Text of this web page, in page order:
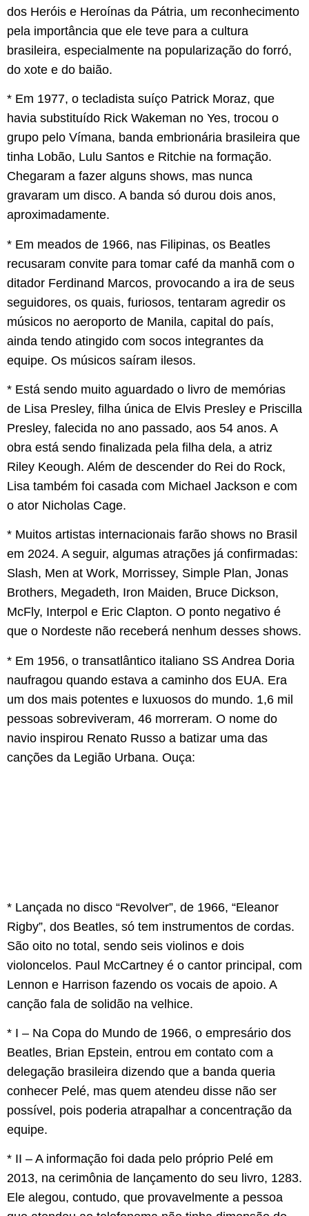
dos Heróis e Heroínas da Pátria, um reconhecimento
pela importância que ele teve para a cultura
brasileira, especialmente na popularização do forró,
do xote e do baião.
* Em 1977, o tecladista suíço Patrick Moraz, que
havia substituído Rick Wakeman no Yes, trocou o
grupo pelo Vímana, banda embrionária brasileira que
tinha Lobão, Lulu Santos e Ritchie na formação.
Chegaram a fazer alguns shows, mas nunca
gravaram um disco. A banda só durou dois anos,
aproximadamente.
* Em meados de 1966, nas Filipinas, os Beatles
recusaram convite para tomar café da manhã com o
ditador Ferdinand Marcos, provocando a ira de seus
seguidores, os quais, furiosos, tentaram agredir os
músicos no aeroporto de Manila, capital do país,
ainda tendo atingido com socos integrantes da
equipe. Os músicos saíram ilesos.
* Está sendo muito aguardado o livro de memórias
de Lisa Presley, filha única de Elvis Presley e Priscilla
Presley, falecida no ano passado, aos 54 anos. A
obra está sendo finalizada pela filha dela, a atriz
Riley Keough. Além de descender do Rei do Rock,
Lisa também foi casada com Michael Jackson e com
o ator Nicholas Cage.
* Muitos artistas internacionais farão shows no Brasil
em 2024. A seguir, algumas atrações já confirmadas:
Slash, Men at Work, Morrissey, Simple Plan, Jonas
Brothers, Megadeth, Iron Maiden, Bruce Dickson,
McFly, Interpol e Eric Clapton. O ponto negativo é
que o Nordeste não receberá nenhum desses shows.
* Em 1956, o transatlântico italiano SS Andrea Doria
naufragou quando estava a caminho dos EUA. Era
um dos mais potentes e luxuosos do mundo. 1,6 mil
pessoas sobreviveram, 46 morreram. O nome do
navio inspirou Renato Russo a batizar uma das
canções da Legião Urbana. Ouça:
* Lançada no disco “Revolver”, de 1966, “Eleanor
Rigby”, dos Beatles, só tem instrumentos de cordas.
São oito no total, sendo seis violinos e dois
violoncelos. Paul McCartney é o cantor principal, com
Lennon e Harrison fazendo os vocais de apoio. A
canção fala de solidão na velhice.
* I – Na Copa do Mundo de 1966, o empresário dos
Beatles, Brian Epstein, entrou em contato com a
delegação brasileira dizendo que a banda queria
conhecer Pelé, mas quem atendeu disse não ser
possível, pois poderia atrapalhar a concentração da
equipe.
* II – A informação foi dada pelo próprio Pelé em
2013, na cerimônia de lançamento do seu livro, 1283.
Ele alegou, contudo, que provavelmente a pessoa